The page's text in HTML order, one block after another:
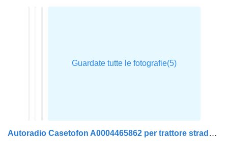
Autoradio Casetofon A0004465862 per trattore stradale Mercedes-Benz ACTROS MP4